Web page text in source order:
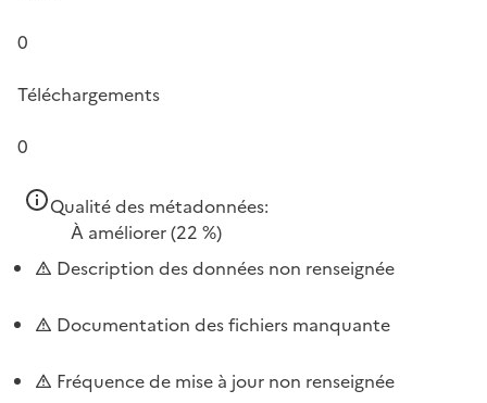
0
Téléchargements
0
Qualité des métadonnées:
À améliorer(22 %)
Description des données non renseignée
Documentation des fichiers manquante
Fréquence de mise à jour non renseignée